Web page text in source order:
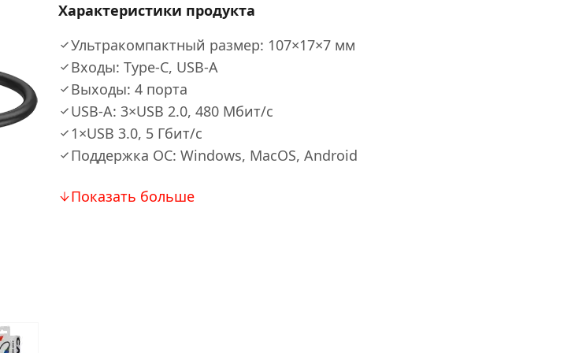
Характеристики продукта
Ультракомпактный размер: 107×17×7 мм
Входы: Type-C, USB-A
Выходы: 4 порта
USB-A: 3×USB 2.0, 480 Мбит/с
1×USB 3.0, 5 Гбит/с
Поддержка ОС: Windows, MacOS, Android
Показать больше